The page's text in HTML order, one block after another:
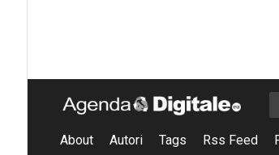
About Autori Tags Rss Feed